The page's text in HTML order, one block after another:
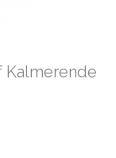
Kalmerende